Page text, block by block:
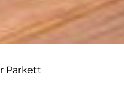
Parkett